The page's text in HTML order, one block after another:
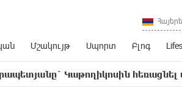
Մշակույթ Սպորտ Բլոգ
հեռացնել փորձելու